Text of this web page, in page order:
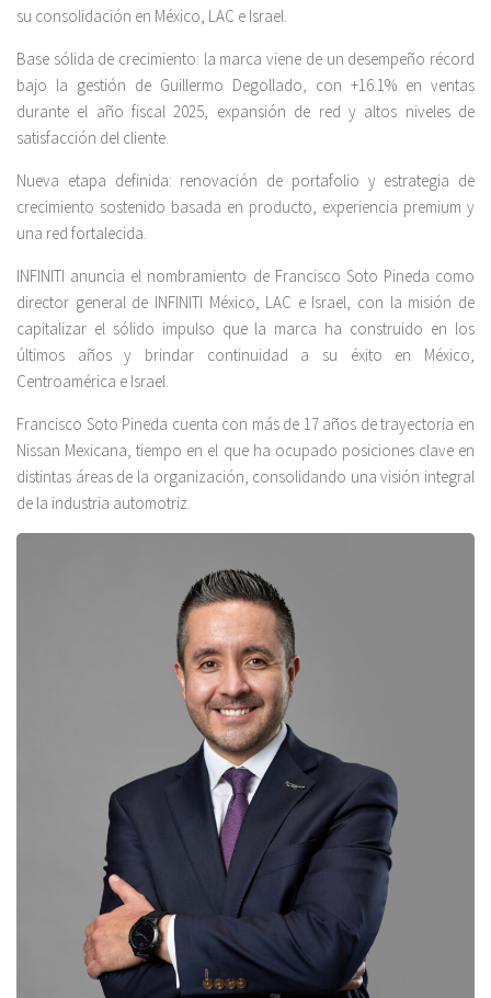
su consolidación en México, LAC e Israel.
Base sólida de crecimiento: la marca viene de un desempeño récord
bajo la gestión de Guillermo Degollado, con +16.1% en ventas
durante el año fiscal 2025, expansión de red y altos niveles de
satisfacción del cliente.
Nueva etapa definida: renovación de portafolio y estrategia de
crecimiento sostenido basada en producto, experiencia premium y
una red fortalecida.
INFINITI anuncia el nombramiento de Francisco Soto Pineda como
director general de INFINITI México, LAC e Israel, con la misión de
capitalizar el sólido impulso que la marca ha construido en los
últimos años y brindar continuidad a su éxito en México,
Centroamérica e Israel.
Francisco Soto Pineda cuenta con más de 17 años de trayectoria en
Nissan Mexicana, tiempo en el que ha ocupado posiciones clave en
distintas áreas de la organización, consolidando una visión integral
de la industria automotriz.